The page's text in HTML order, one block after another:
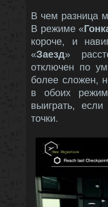
В чем разница
В режиме «
короче, и
«Заезд»
отключен по
более сложен,
в обоих
выиграть,
точки.